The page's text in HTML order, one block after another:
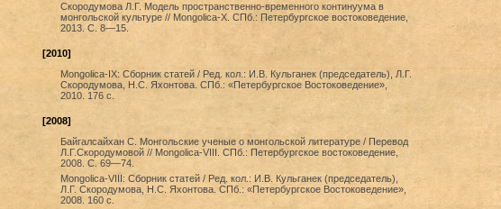
Скородумова Л.Г. Модель пространственно-временного континуума в
монгольской культуре // Mongolica-X. СПб.: Петербургское востоковедение,
2013. С. 8—15.
[2010]
Mongolica-IX: Сборник статей / Ред. кол.: И.В. Кульганек (председатель), Л.Г.
Скородумова, Н.С. Яхонтова. СПб.: «Петербургское Востоковедение»,
2010. 176 с.
[2008]
Байгалсайхан С. Монгольские ученые о монгольской литературе / Перевод
Л.Г.Скородумовой // Mongolica-VIII. СПб.: Петербургское востоковедение,
2008. С. 69—74.
Mongolica-VIII: Сборник статей / Ред. кол.: И.В. Кульганек (председатель),
Л.Г. Скородумова, Н.С. Яхонтова. СПб.: «Петербургское Востоковедение»,
2008. 160 с.